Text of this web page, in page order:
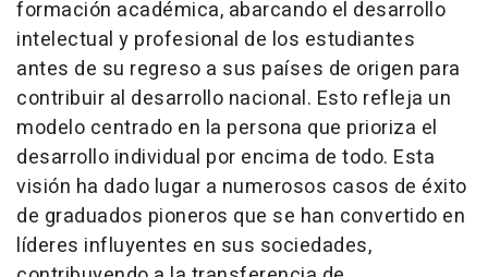
formación académica, abarcando el desarrollo
intelectual y profesional de los estudiantes
antes de su regreso a sus países de origen para
contribuir al desarrollo nacional. Esto refleja un
modelo centrado en la persona que prioriza el
desarrollo individual por encima de todo. Esta
visión ha dado lugar a numerosos casos de éxito
de graduados pioneros que se han convertido en
líderes influyentes en sus sociedades,